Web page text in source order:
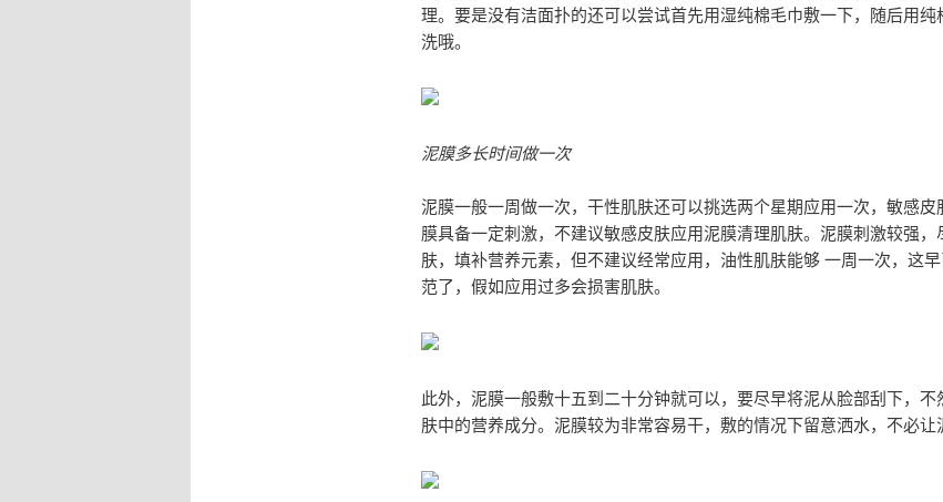
理。要是没有洁面扑的还可以尝试首先用湿纯棉毛巾敷一下，随后用纯
洗哦。
泥膜多长时间做一次
泥膜一般一周做一次，干性肌肤还可以挑选两个星期应用一次，敏感皮
膜具备一定刺激，不建议敏感皮肤应用泥膜清理肌肤。泥膜刺激较强，
肤，填补营养元素，但不建议经常应用，油性肌肤能够 一周一次，这
范了，假如应用过多会损害肌肤。
此外，泥膜一般敷十五到二十分钟就可以，要尽早将泥从脸部刮下，不
肤中的营养成分。泥膜较为非常容易干，敷的情况下留意洒水，不必让